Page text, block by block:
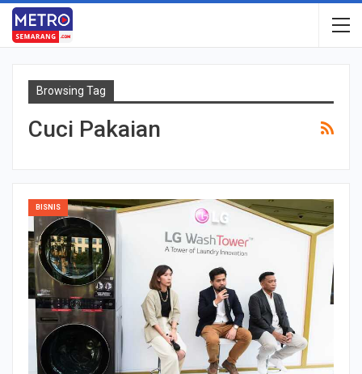
Browsing Tag
Cuci Pakaian
BISNIS